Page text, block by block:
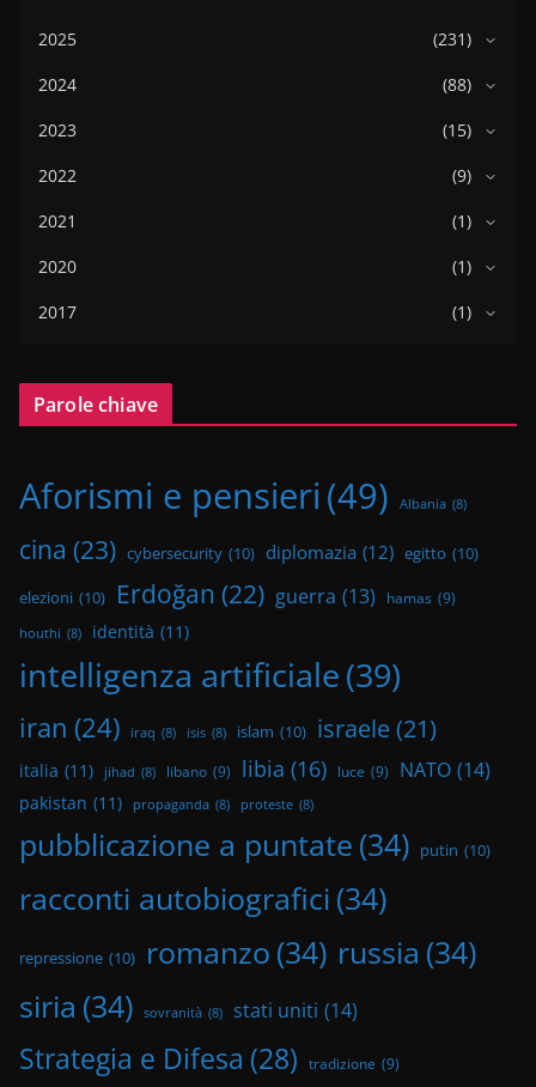
2025
(231)
2024
(88)
2023
(15)
2022
(9)
2021
(1)
2020
(1)
2017
(1)
Parole chiave
Aforismi e pensieri (49) Albania (8)
cina (23) cybersecurity (10) diplomazia (12) egitto (10)
elezioni (10) Erdoğan (22) guerra (13) hamas (9)
houthi (8) identità (11)
intelligenza artificiale(39)
iran (24) iraq (8) isis (8) islam (10) israele(21)
italia (11) jihad (8) libano (9) libia (16) luce (9) NATO (14)
pakistan (11) propaganda (8) proteste (8)
pubblicazione a puntate (34) putin (10)
racconti autobiografici (34)
repressione (10) romanzo (34) russia (34)
siria (34) sovranità (8) stati uniti (14)
Strategia e Difesa (28) tradizione (9)